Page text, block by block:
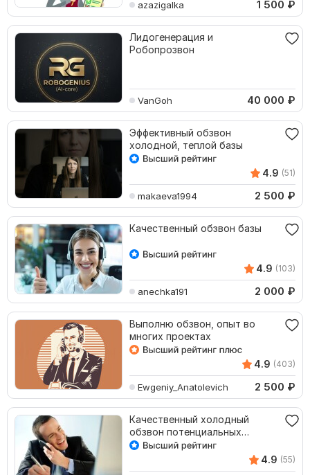
azazigalka 1 500 ₽
Лидогенерация и
Робопрозвон
VanGoh 40 000 ₽
Эффективный обзвон
холодной, теплой базы
4.9 (51)
makaeva1994 2 500 ₽
Качественный обзвон базы
4.9 (103)
anechka191 2 000 ₽
Выполню обзвон, опыт во
многих проектах
4.9 (403)
Ewgeniy_Anatolevich 2 500 ₽
Качественный холодный
обзвон потенциальных
клиентов
4.9 (55)